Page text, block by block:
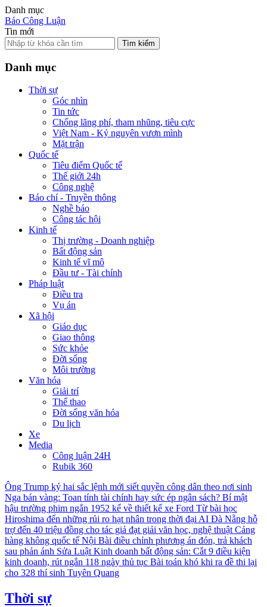
Danh mục
Báo Công Luận
Tin mới
Tìm kiếm
Danh mục
Thời sự
Góc nhìn
Tin tức
Chống lãng phí, tham nhũng, tiêu cực
Việt Nam - Kỷ nguyên vươn mình
Mặt trận
Quốc tế
Tiêu điểm Quốc tế
Thế giới 24h
Công nghệ
Báo chí - Truyền thông
Nghề báo
Công tác hội
Kinh tế
Thị trường - Doanh nghiệp
Bất động sản
Kinh tế vĩ mô
Đầu tư - Tài chính
Pháp luật
Điều tra
Vụ án
Xã hội
Giáo dục
Giao thông
Sức khỏe
Đời sống
Môi trường
Văn hóa
Giải trí
Thể thao
Đời sống văn hóa
Du lịch
Xe
Media
Công luận 24H
Rubik 360
Ông Trump ký hai sắc lệnh mới siết quyền công dân theo nơi sinh
Nga bán vàng: Toan tính tài chính hay sức ép ngân sách? Bí mật
hậu trường phim ngắn 1952 kể về thiết kế xe Ford Từ bài học
Hiroshima đến những rủi ro hạt nhân trong thời đại AI Đà Nẵng hỗ
trợ đến 40 triệu đồng cho tác giả đạt giải văn học, nghệ thuậtCảng
hàng không quốc tế Nội Bài điều chỉnh phương án đón, trả khách
sau phản ánh Sửa Luật Kinh doanh bất động sản: Cắt 9 điều kiện
kinh doanh, rút ngắn 118 ngày thủ tục Bài toán khó khi ra đề thi lại
cho 328 thí sinh Tuyên Quang
Thời sự